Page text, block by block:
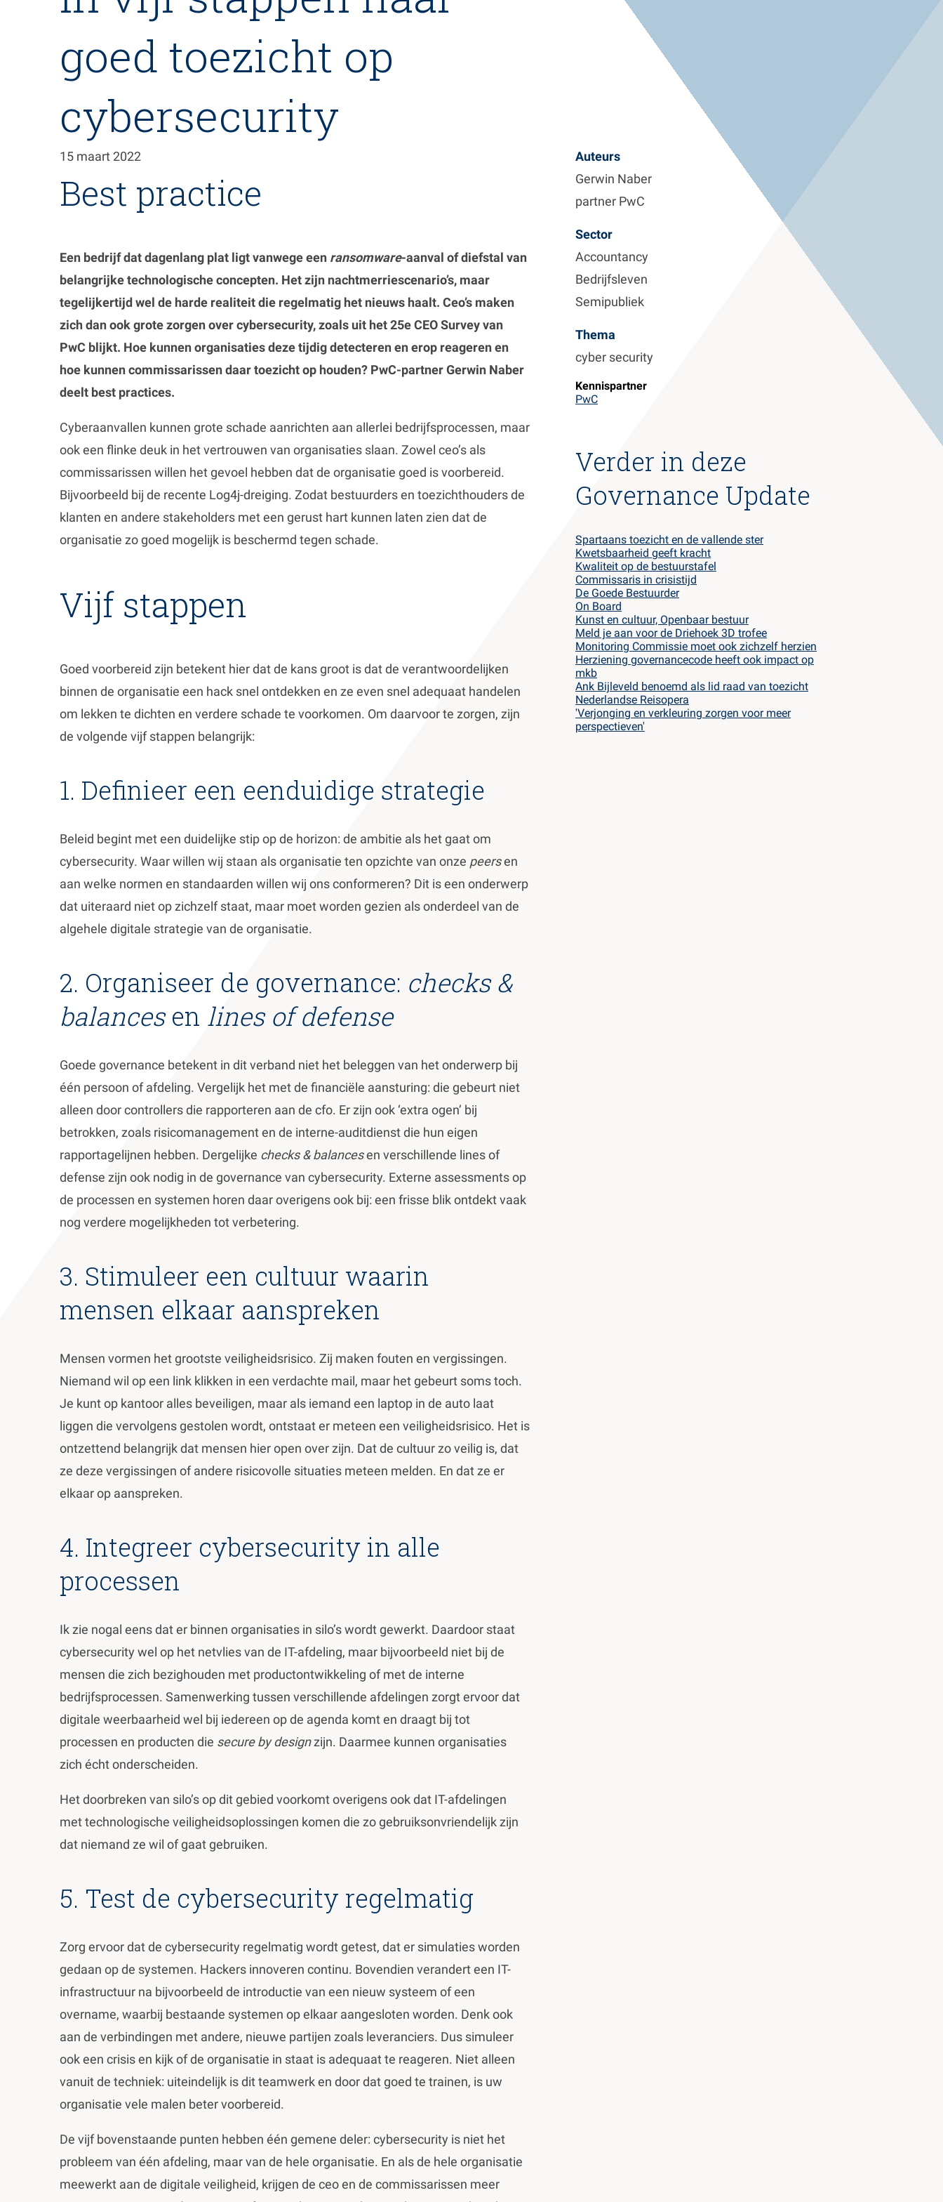
goed toezicht op
cybersecurity
15 maart 2022
Best practice
Een bedrijf dat dagenlang plat ligt vanwege een ransomware-aanval of diefstal van
belangrijke technologische concepten. Het zijn nachtmerriescenario’s, maar
tegelijkertijd wel de harde realiteit die regelmatig het nieuws haalt. Ceo’s maken
zich dan ook grote zorgen over cybersecurity, zoals uit het 25e CEO Survey van
PwC blijkt. Hoe kunnen organisaties deze tijdig detecteren en erop reageren en
hoe kunnen commissarissen daar toezicht op houden? PwC-partner Gerwin Naber
deelt best practices.
Cyberaanvallen kunnen grote schade aanrichten aan allerlei bedrijfsprocessen, maar
ook een flinke deuk in het vertrouwen van organisaties slaan. Zowel ceo’s als
commissarissen willen het gevoel hebben dat de organisatie goed is voorbereid.
Bijvoorbeeld bij de recente Log4j-dreiging. Zodat bestuurders en toezichthouders de
klanten en andere stakeholders met een gerust hart kunnen laten zien dat de
organisatie zo goed mogelijk is beschermd tegen schade.
Vijf stappen
Goed voorbereid zijn betekent hier dat de kans groot is dat de verantwoordelijken
binnen de organisatie een hack snel ontdekken en ze even snel adequaat handelen
om lekken te dichten en verdere schade te voorkomen. Om daarvoor te zorgen, zijn
de volgende vijf stappen belangrijk:
1. Definieer een eenduidige strategie
Beleid begint met een duidelijke stip op de horizon: de ambitie als het gaat om
cybersecurity. Waar willen wij staan als organisatie ten opzichte van onze peersen
aan welke normen en standaarden willen wij ons conformeren? Dit is een onderwerp
dat uiteraard niet op zichzelf staat, maar moet worden gezien als onderdeel van de
algehele digitale strategie van de organisatie.
2. Organiseer de governance: checks &
balancesen lines of defense
Goede governance betekent in dit verband niet het beleggen van het onderwerp bij
één persoon of afdeling. Vergelijk het met de financiële aansturing: die gebeurt niet
alleen door controllers die rapporteren aan de cfo. Er zijn ook ‘extra ogen’ bij
betrokken, zoals risicomanagement en de interne-auditdienst die hun eigen
rapportagelijnen hebben. Dergelijke checks & balancesen verschillende lines of
defense zijn ook nodig in de governance van cybersecurity. Externe assessments op
de processen en systemen horen daar overigens ook bij: een frisse blik ontdekt vaak
nog verdere mogelijkheden tot verbetering.
3. Stimuleer een cultuur waarin
mensen elkaar aanspreken
Mensen vormen het grootste veiligheidsrisico. Zij maken fouten en vergissingen.
Niemand wil op een link klikken in een verdachte mail, maar het gebeurt soms toch.
Je kunt op kantoor alles beveiligen, maar als iemand een laptop in de auto laat
liggen die vervolgens gestolen wordt, ontstaat er meteen een veiligheidsrisico. Het is
ontzettend belangrijk dat mensen hier open over zijn. Dat de cultuur zo veilig is, dat
ze deze vergissingen of andere risicovolle situaties meteen melden. En dat ze er
elkaar op aanspreken.
4. Integreer cybersecurity in alle
processen
Ik zie nogal eens dat er binnen organisaties in silo’s wordt gewerkt. Daardoor staat
cybersecurity wel op het netvlies van de IT-afdeling, maar bijvoorbeeld niet bij de
mensen die zich bezighouden met productontwikkeling of met de interne
bedrijfsprocessen. Samenwerking tussen verschillende afdelingen zorgt ervoor dat
digitale weerbaarheid wel bij iedereen op de agenda komt en draagt bij tot
processen en producten die secure by designzijn. Daarmee kunnen organisaties
zich écht onderscheiden.
Het doorbreken van silo’s op dit gebied voorkomt overigens ook dat IT-afdelingen
met technologische veiligheidsoplossingen komen die zo gebruiksonvriendelijk zijn
dat niemand ze wil of gaat gebruiken.
5. Test de cybersecurity regelmatig
Zorg ervoor dat de cybersecurity regelmatig wordt getest, dat er simulaties worden
gedaan op de systemen. Hackers innoveren continu. Bovendien verandert een IT-
infrastructuur na bijvoorbeeld de introductie van een nieuw systeem of een
overname, waarbij bestaande systemen op elkaar aangesloten worden. Denk ook
aan de verbindingen met andere, nieuwe partijen zoals leveranciers. Dus simuleer
ook een crisis en kijk of de organisatie in staat is adequaat te reageren. Niet alleen
vanuit de techniek: uiteindelijk is dit teamwerk en door dat goed te trainen, is uw
organisatie vele malen beter voorbereid.
De vijf bovenstaande punten hebben één gemene deler: cybersecurity is niet het
probleem van één afdeling, maar van de hele organisatie. En als de hele organisatie
meewerkt aan de digitale veiligheid, krijgen de ceo en de commissarissen meer
Auteurs
Gerwin Naber
partner PwC
Sector
Accountancy
Bedrijfsleven
Semipubliek
Thema
cyber security
Kennispartner
PwC
Verder in deze
Governance Update
Spartaans toezicht en de vallende ster
Kwetsbaarheid geeft kracht
Kwaliteit op de bestuurstafel
Commissaris in crisistijd
De Goede Bestuurder
On Board
Kunst en cultuur, Openbaar bestuur
Meld je aan voor de Driehoek 3D trofee
Monitoring Commissie moet ook zichzelf herzien
Herziening governancecode heeft ook impact op
mkb
Ank Bijleveld benoemd als lid raad van toezicht
Nederlandse Reisopera
'Verjonging en verkleuring zorgen voor meer
perspectieven'